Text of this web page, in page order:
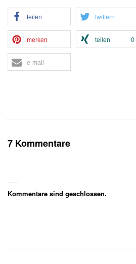
teilen twittern
merken teilen 0
e-mail
7 Kommentare
Kommentare sind geschlossen.